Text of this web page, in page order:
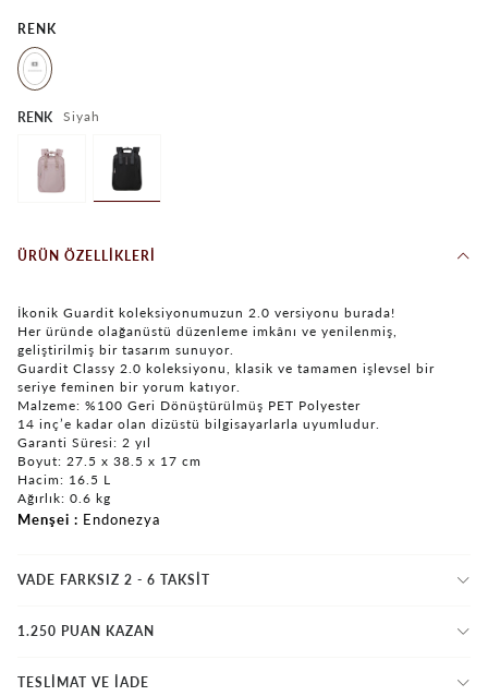
RENK
RENK Siyah
ÜRÜN ÖZELLIKLERI
İkonik Guardit koleksiyonumuzun 2.0 versiyonu burada!
Her üründe olağanüstü düzenleme imkânı ve yenilenmiş,
geliştirilmiş bir tasarım sunuyor.
Guardit Classy 2.0 koleksiyonu, klasik ve tamamen işlevsel bir
seriye feminen bir yorum katıyor.
Malzeme: %100 Geri Dönüştürülmüş PET Polyester
14 inç’e kadar olan dizüstü bilgisayarlarla uyumludur.
Garanti Süresi: 2 yıl
Boyut: 27.5 x 38.5 x 17 cm
Hacim: 16.5 L
Ağırlık: 0.6 kg
Menşei Endonezya
VADE FARKSIZ 2 - 6 TAKSIT
1.250 PUAN KAZAN
TESLİMAT VE İADE